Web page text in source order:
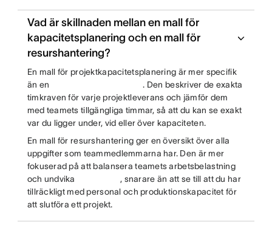
Vad är skillnaden mellan en mall för
kapacitetsplanering och en mall för
resurshantering?
En mall för projektkapacitetsplanering är mer specifik
än en
. Den beskriver de exakta
timkraven för varje projektleverans och jämför dem
med teamets tillgängliga timmar, så att du kan se exakt
var du ligger under, vid eller över kapaciteten.
En mall för resurshantering ger en översikt över alla
uppgifter som teammedlemmarna har. Den är mer
fokuserad på att balansera teamets arbetsbelastning
och undvika
, snarare än att se till att du har
tillräckligt med personal och produktionskapacitet för
att slutföra ett projekt.